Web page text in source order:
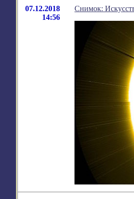
07.12.2018
14:56
Снимок: